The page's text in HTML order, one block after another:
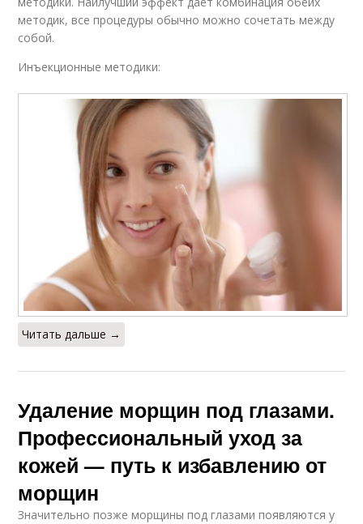
методик, все процедуры обычно можно сочетать между
собой.
Инъекционные методики:
Читать дальше →
Удаление морщин под глазами.
Профессиональный уход за
кожей — путь к избавлению от
морщин
Значительно позже морщины под глазами появляются у